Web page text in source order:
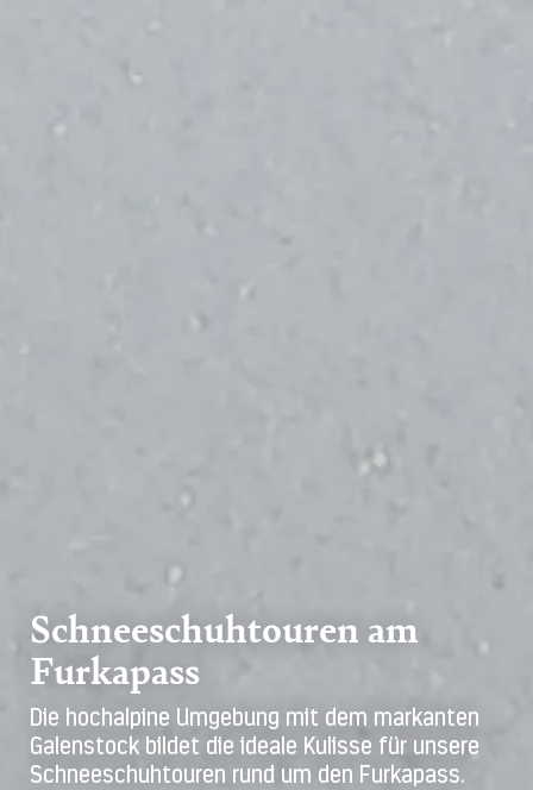
Schneeschuhtouren am
Furkapass
Die hochalpine Umgebung mit dem markanten
Galenstock bildet die ideale Kulisse für unsere
Schneeschuhtouren rund um den Furkapass.